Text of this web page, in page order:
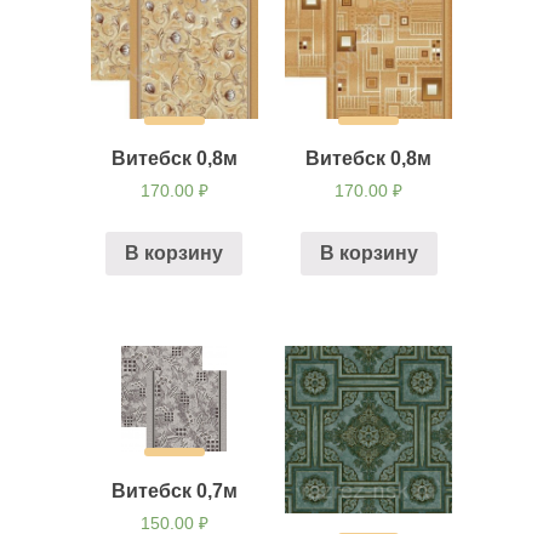
Витебск 0,8м
170.00 ₽
В корзину
Витебск 0,8м
170.00₽
В корзину
Витебск 0,7м
150.00 ₽